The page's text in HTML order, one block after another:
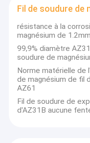
Feuille d'alliage de
Plat d'alliage de
Plat de
granules de
barre d'alliage de
Tube d'alliage de
Fil de soudure de
résistance à la
magnésium de
99,9% diamètre
soudure de
Norme matérielle de
de magnésium de fil
AZ61
Fil de soudure de
d'AZ31B aucune
avons l'équipe
personnel expérimentés,
magnésium de grande
qualité des produits de
fournir une assurance
Nous avons atteint les
normalisons et
d'entreprise.
philosophie
parties d'affaires,